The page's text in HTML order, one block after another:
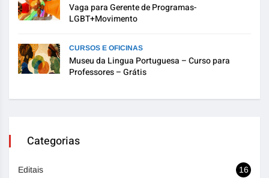
Vaga para Gerente de Programas-
LGBT+Movimento
CURSOS E OFICINAS
Museu da Lingua Portuguesa – Curso para
Professores – Grátis
Categorias
Editais 16